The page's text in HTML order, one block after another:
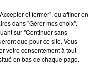
INFOS
et fermer", ou affiner en
dans "Gérer mes choix".
sur "Continuer sans
que pour ce site. Vous
votre consentement à tout
en bas de chaque page.